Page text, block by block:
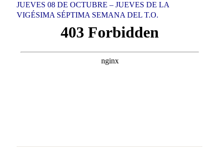
JUEVES 08 DE OCTUBRE – JUEVES DE LA
VIGÉSIMA SÉPTIMA SEMANA DEL T.O.